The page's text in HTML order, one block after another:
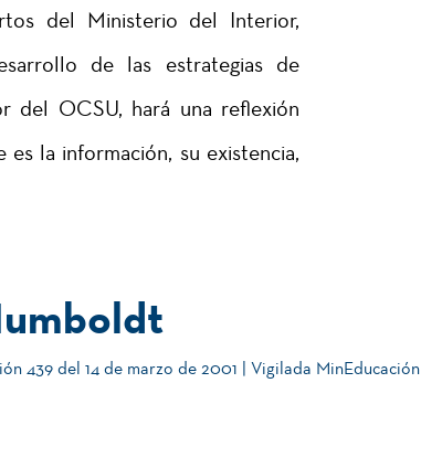
del Ministerio del Interior,
de las estrategias de
del OCSU, hará una reflexión
la información, su existencia,
439 del 14 de marzo de 2001 | Vigilada MinEducación